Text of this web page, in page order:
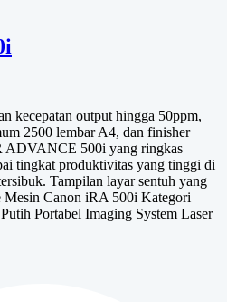
kecepatan output hingga 50ppm,
2500 lembar A4, dan finisher
ADVANCE 500i yang ringkas
tingkat produktivitas yang tinggi di
Tampilan layar sentuh yang
Mesin Canon iRA 500i Kategori
Portabel Imaging System Laser